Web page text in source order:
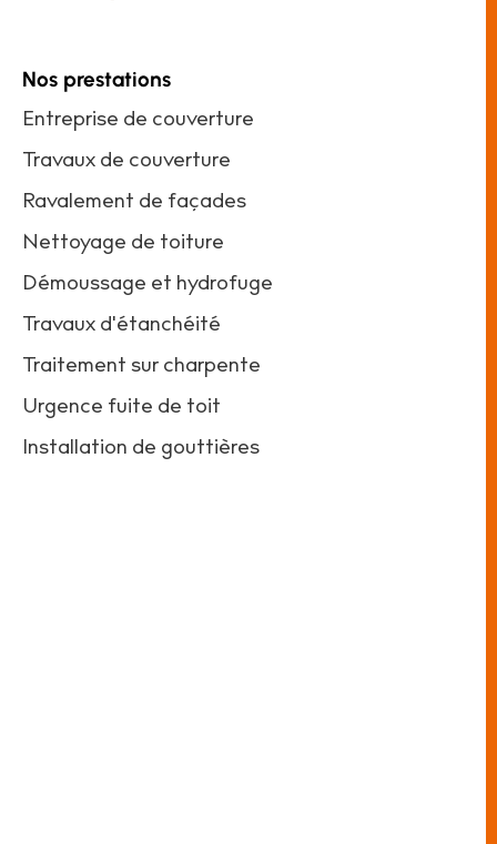
Nos prestations
Entreprise de couverture
Travaux de couverture
Ravalement de façades
Nettoyage de toiture
Démoussage et hydrofuge
Travaux d'étanchéité
Traitement sur charpente
Urgence fuite de toit
Installation de gouttières